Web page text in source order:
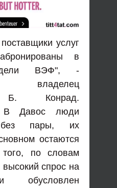
услуг
в
ВЭФ", -
владелец
Б. Конрад.
В Давос люди
без пары, их
остаются
по словам
высокий спрос на
обусловлен